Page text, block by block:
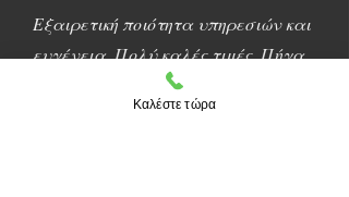
Εξαιρετική ποιότητα υπηρεσιών και
ευγένεια. Πολύ καλές τιμές. Πήγα
πρόσφατα για ένα τηλεκοντρόλ και
έφυγα μετά από πέντε λεπτά με
Καλέστε τώρα